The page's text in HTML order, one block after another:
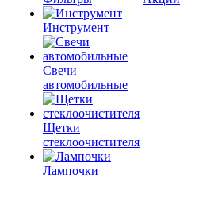
Инструмент
Свечи
автомобильные
Щетки
стеклоочистителя
Лампочки